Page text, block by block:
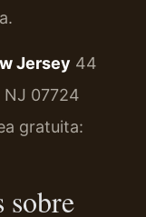
Jersey 44
NJ 07724
gratuita:
sobre